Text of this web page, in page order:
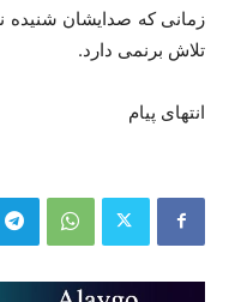
زمانی که صدایشان شنیده
تلاش برنمی دارد.
انتهای پیام